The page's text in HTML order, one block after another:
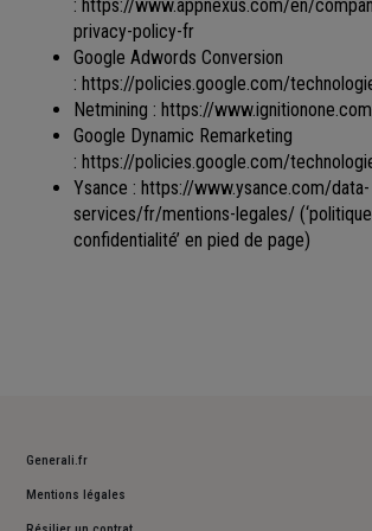
: https://www.appnexus.com/en/
privacy-policy-fr
Google Adwords Conversion
: https://policies.google.com/
Netmining : https://
Google Dynamic Remarketing
: https://policies.google.com/
Ysance : https://www.ysance.com/data-
services/fr/mentions-legales/
confidentialité’ en pied de page)
Generali.fr
Mentions légales